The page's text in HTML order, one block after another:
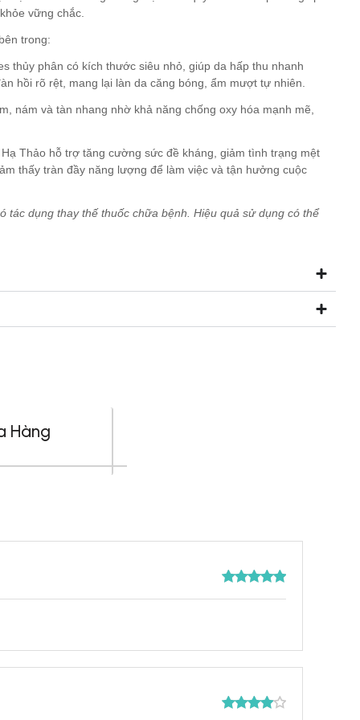
vững chắc.
trong:
thủy phân có kích thước siêu nhỏ, giúp da hấp thu nhanh
hồi rõ rệt, mang lại làn da căng bóng, ẩm mượt tự nhiên.
nám và tàn nhang nhờ khả năng chống oxy hóa mạnh mẽ,
Thảo hỗ trợ tăng cường sức đề kháng, giảm tình trạng mệt
thấy tràn đầy năng lượng để làm việc và tận hưởng cuộc
tác dụng thay thế thuốc chữa bệnh. Hiệu quả sử dụng có thể
Hàng